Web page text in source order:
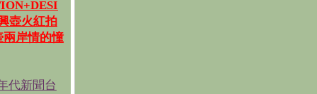
壺火紅拍
岸情的憧
代新聞台